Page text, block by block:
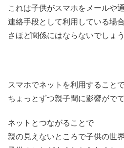
これは子供がスマホをメールや
連絡手段として利用している場合
さほど関係にはならないでしょう
スマホでネットを利用することで
ちょっとずつ親子間に影響がで
ネットとつながることで
親の見えないところで子供の世